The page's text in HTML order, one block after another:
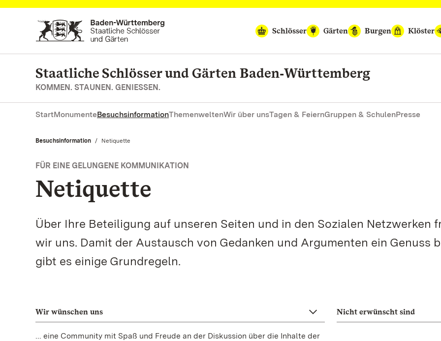
Zum Hauptinhalt springen
Schlösser
Gärten Burgen Klöster
Staatliche Schlösser und Gärten Baden‑Württemberg
KOMMEN. STAUNEN. GENIESSEN.
StartMonumenteBesuchsinformationThemenweltenWir über unsTagen & FeiernGruppen & SchulenPresse
Besuchsinformation Aktuell:
Netiquette
FÜR EINE GELUNGENE KOMMUNIKATION
Netiquette
Über Ihre Beteiligung auf unseren Seiten und in den Sozialen Netzwerken
wir uns. Damit der Austausch von Gedanken und Argumenten ein Genuss
gibt es einige Grundregeln.
Wir wünschen uns
... eine Community mit Spaß und Freude an der Diskussion über die Inhalte der
Nicht erwünscht sind